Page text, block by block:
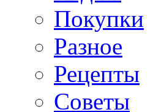
Покупки
Разное
Рецепты
Советы